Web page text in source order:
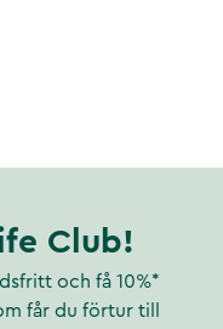
Club!
och få 10%*
får du förtur till